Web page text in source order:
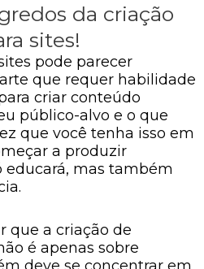
da criação
sites!
pode parecer
que requer habilidade
criar conteúdo
público-alvo e o que
que você tenha isso em
a produzir
educará, mas também
que a criação de
é apenas sobre